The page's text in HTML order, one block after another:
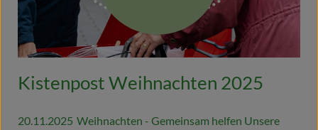
Kistenpost Weihnachten 2025
20.11.2025 Weihnachten - Gemeinsam helfen Unsere